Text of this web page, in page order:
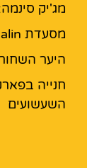
מג'יק
מסעדת Eatrenalin בפארק אירופה
היער
חנייה
השעשועים